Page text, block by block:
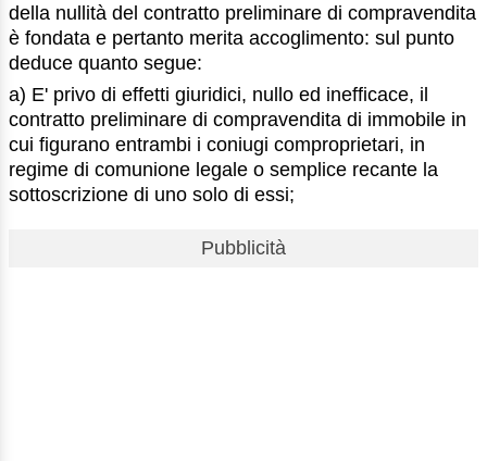
della nullità del contratto preliminare di compravendita
è fondata e pertanto merita accoglimento: sul punto
deduce quanto segue:
a) E' privo di effetti giuridici, nullo ed inefficace, il
contratto preliminare di compravendita di immobile in
cui figurano entrambi i coniugi comproprietari, in
regime di comunione legale o semplice recante la
sottoscrizione di uno solo di essi;
Pubblicità